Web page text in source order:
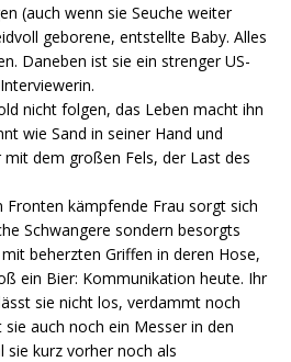
(auch wenn sie Seuche weiter
geborene, entstellte Baby. Alles
Daneben ist sie ein strenger US-
nicht folgen, das Leben macht ihn
wie Sand in seiner Hand und
mit dem großen Fels, der Last des
Fronten kämpfende Frau sorgt sich
Schwangere sondern besorgts
beherzten Griffen in deren Hose,
ein Bier: Kommunikation heute. Ihr
sie nicht los, verdammt noch
auch noch ein Messer in den
sie kurz vorher noch als